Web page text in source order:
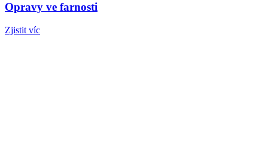
Opravy ve farnosti
Zjistit víc